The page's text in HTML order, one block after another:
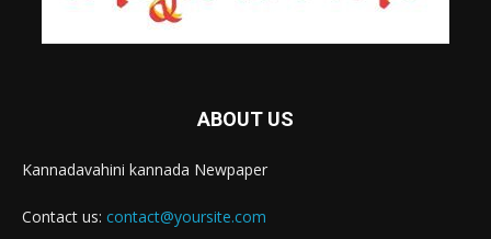
ABOUT US
Kannadavahini kannada Newpaper
Contact us: contact@yoursite.com